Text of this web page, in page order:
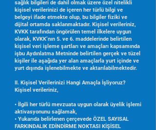
sağlık bilgileri de dahil olmak üzere özel nitelikli
kişisel verilerinizi de içeren her türlü bilgi ve
belgeyi ifade etmekte olup, bu bilgiler fiziki ve
dijital ortamda saklanmaktadır. Kişisel verileriniz,
KVKK tarafından öngörülen temel ilkelere uygun
olarak, KVKK’nın 5. ve 6. maddelerinde belirtilen
kişisel veri işleme şartları ve amaçları kapsamında
işbu Aydınlatma Metninde belirtilen gerçek ve tüzel
kişiler ile aşağıda yer alan amaçlarla yurt içinde ve
yurt dışında işlenebilmekte ve aktarılabilmektedir.
II. Kişisel Verilerinizi Hangi Amaçla İşliyoruz?
Kişisel verileriniz,
• İlgili her türlü mevzuata uygun olarak üyelik işlemi
aktivasyonunu sağlamak,
• Yukarıda belirlenen çerçevede ÖZEL SAYISAL
FARKINDALIK EDİNDİRME NOKTASI KİŞİSEL